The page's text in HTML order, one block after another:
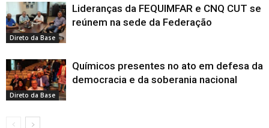
Direto da Base
Lideranças da FEQUIMFAR e CNQ CUT se
reúnem na sede da Federação
Direto da Base
Químicos presentes no ato em defesa da
democracia e da soberania nacional